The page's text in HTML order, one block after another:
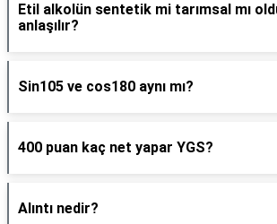
Etil alkolün sentetik mi tarımsal mı
anlaşılır?
Sin105 ve cos180 aynı mı?
400 puan kaç net yapar YGS?
Alıntı nedir?